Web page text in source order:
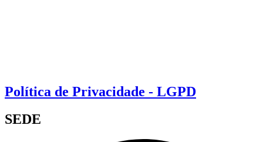
Política de Privacidade - LGPD
SEDE